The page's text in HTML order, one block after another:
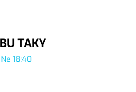
TAKY
18:40